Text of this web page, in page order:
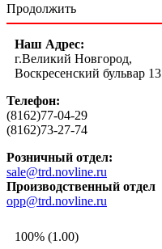
Продолжить
Наш Адрес:
г.Великий Новгород,
Воскресенский бульвар 13
Телефон:
(8162)77-04-29
(8162)73-27-74
Розничный отдел:
sale@trd.novline.ru
Производственный отдел
opp@trd.novline.ru
100% (1.00)